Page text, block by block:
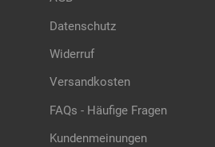
Datenschutz
Widerruf
Versandkosten
FAQs - Häufige Fragen
Kundenmeinungen